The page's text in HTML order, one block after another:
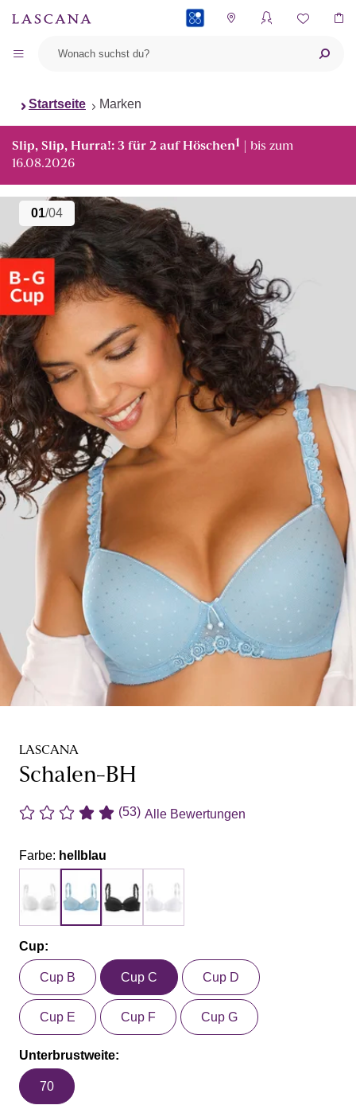
Startseite Marken
Slip, Slip, Hurra!: 3 für 2 auf Höschen1 | bis zum
16.08.2026
01/04
LASCANA
Schalen-BH
(53) Alle Bewertungen
Farbe: hellblau
Cup:
Cup B Cup C Cup D
Cup E Cup F Cup G
Unterbrustweite:
70